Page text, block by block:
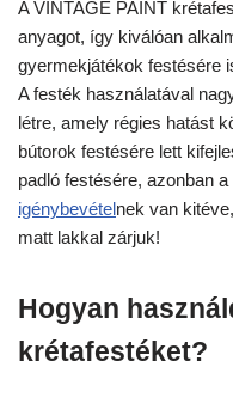
A VINTAGE PAINT
anyagot, így kiválóan
gyermekjátékok festésére
A festék használatával
létre, amely régies hatást
bútorok festésére lett
padló festésére, azonban
igénybevételnek van
matt lakkal zárjuk!
Hogyan
krétafestéket?